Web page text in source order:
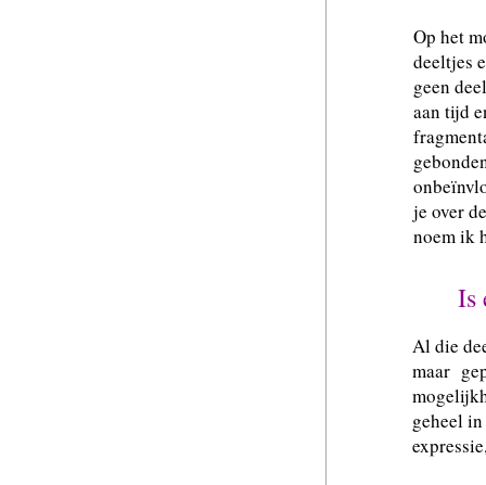
Al die
maar
geheel
Op het
deeltjes
geen
aan tijd
je over
noem ik
Is